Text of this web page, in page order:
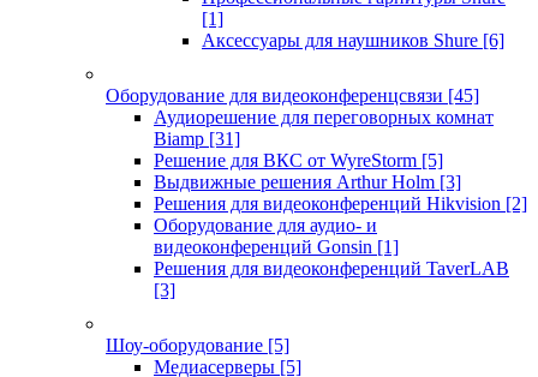
[1]
Аксессуары для наушников Shure [6]
Оборудование для видеоконференцсвязи [45]
Аудиорешение для переговорных комнат
Biamp [31]
Решение для ВКС от WyreStorm [5]
Выдвижные решения Arthur Holm [3]
Решения для видеоконференций Hikvision [2]
Оборудование для аудио- и
видеоконференций Gonsin [1]
Решения для видеоконференций TaverLAB
[3]
Шоу-оборудование [5]
Медиасерверы [5]